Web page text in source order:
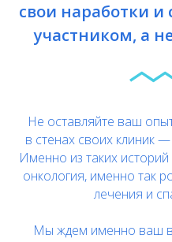
свои наработки
участником, а
Не оставляйте ваш
в стенах своих клиник
Именно из таких
онкология, именно так
лечения и
Мы ждем именно ваш